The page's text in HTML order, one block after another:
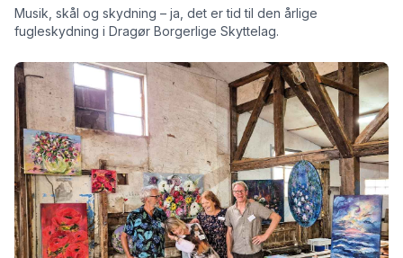
Musik, skål og skydning – ja, det er tid til den årlige
fugleskydning i Dragør Borgerlige Skyttelag.